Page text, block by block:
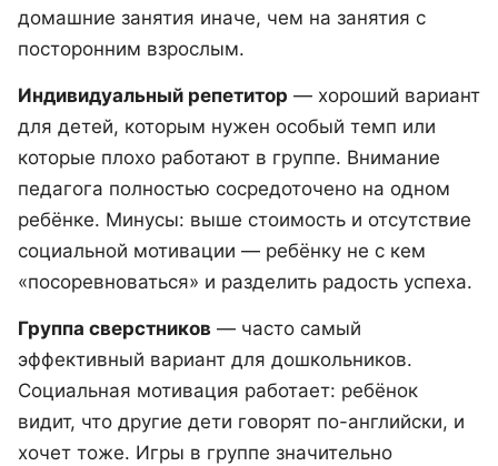
домашние занятия иначе, чем на занятия с
посторонним взрослым.
Индивидуальный репетитор — хороший вариант
для детей, которым нужен особый темп или
которые плохо работают в группе. Внимание
педагога полностью сосредоточено на одном
ребёнке. Минусы: выше стоимость и отсутствие
социальной мотивации — ребёнку не с кем
«посоревноваться» и разделить радость успеха.
Группа сверстников — часто самый
эффективный вариант для дошкольников.
Социальная мотивация работает: ребёнок
видит, что другие дети говорят по-английски, и
хочет тоже. Игры в группе значительно